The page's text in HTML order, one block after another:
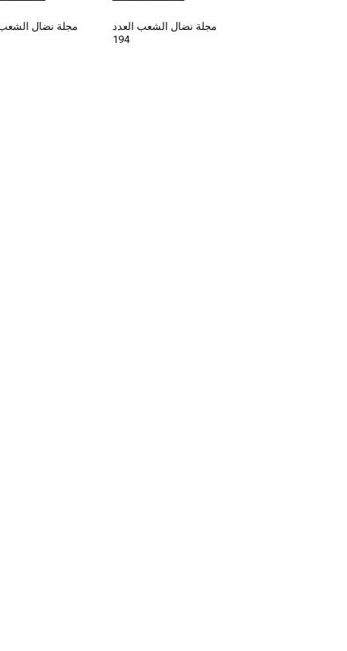
مجلة نضال الشعب العدد
194
مجلة نضال الشعب